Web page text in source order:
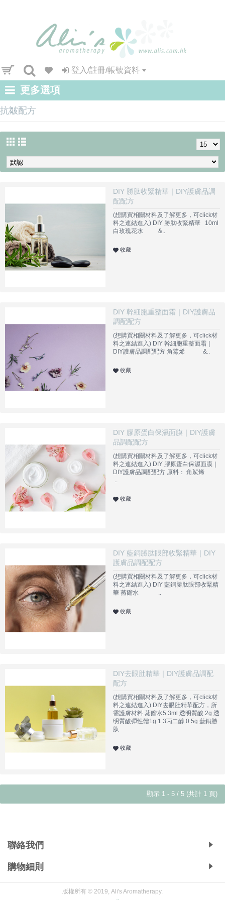
登入/註冊/帳號資料
更多選項
抗皺配方
DIY 勝肽收緊精華｜DIY護膚品調
配配方
(想購買相關材料及了解更多，可click材
料之連結進入) DIY 勝肽收緊精華 10ml
白玫瑰花水 &..
收藏
DIY 幹細胞重整面霜｜DIY護膚品
調配配方
(想購買相關材料及了解更多，可click材
料之連結進入) DIY 幹細胞重整面霜｜
DIY護膚品調配配方 角鯊烯 &..
收藏
DIY 膠原蛋白保濕面膜｜DIY護膚
品調配配方
(想購買相關材料及了解更多，可click材
料之連結進入) DIY 膠原蛋白保濕面膜｜
DIY護膚品調配配方 原料： 角鯊烯
..
收藏
DIY 藍銅勝肽眼部收緊精華｜DIY
護膚品調配配方
(想購買相關材料及了解更多，可click材
料之連結進入) DIY 藍銅勝肽眼部收緊精
華 蒸餾水 ..
收藏
DIY去眼肚精華｜DIY護膚品調配
配方
(想購買相關材料及了解更多，可click材
料之連結進入) DIY去眼肚精華配方，所
需護膚材料 蒸餾水5.3ml 透明質酸 2g 透
明質酸彈性體1g 1.3丙二醇 0.5g 藍銅勝
肽..
收藏
顯示 1 - 5 / 5 (共計 1 頁)
聯絡我們
購物細則
版權所有 © 2019, Ali's Aromatherapy.